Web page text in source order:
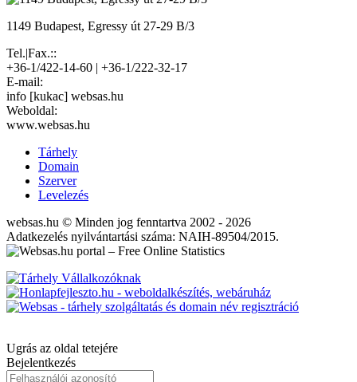
1149 Budapest, Egressy út 27-29 B/3
Tel.|Fax.::
+36-1/422-14-60 | +36-1/222-32-17
E-mail:
info [kukac] websas.hu
Weboldal:
www.websas.hu
Tárhely
Domain
Szerver
Levelezés
websas.hu © Minden jog fenntartva 2002 - 2026
Adatkezelés nyilvántartási száma: NAIH-89504/2015.
Ugrás az oldal tetejére
Bejelentkezés